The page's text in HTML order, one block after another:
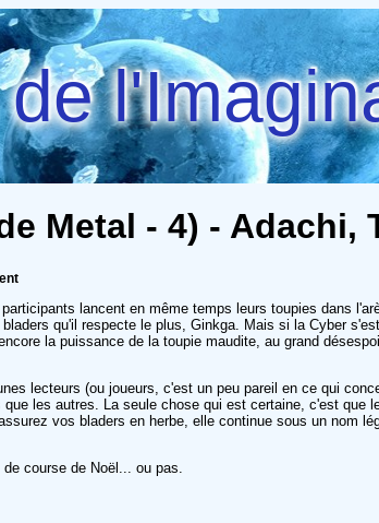
Metal - 4) - Adachi,
lancent en même temps leurs toupies dans
qu'il respecte le plus, Ginkga. Mais si la Cyber
la puissance de la toupie maudite, au grand
lecteurs (ou joueurs, c'est un peu pareil en ce qui
les autres. La seule chose qui est certaine, c'est que
vos bladers en herbe, elle continue sous un nom
course de Noël... ou pas.